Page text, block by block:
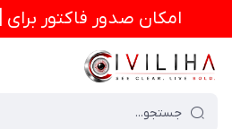
امكان صدور فاکتور برای